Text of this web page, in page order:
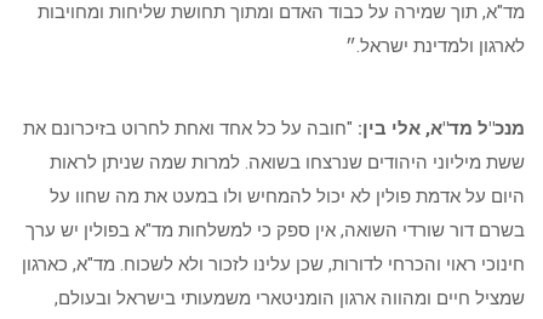
מד"א, תוך שמירה על כבוד האדם ומתוך תחושת שליחות ומחויבות
לארגון ולמדינת ישראל.״
מנכ"ל מד"א, אלי בין: "חובה על כל אחד ואחת לחרוט בזיכרונם את
ששת מיליוני היהודים שנרצחו בשואה. למרות שמה שניתן לראות
היום על אדמת פולין לא יכול להמחיש ולו במעט את מה שחוו על
בשרם דור שורדי השואה, אין ספק כי למשלחות מד"א בפולין יש ערך
חינוכי ראוי והכרחי לדורות, שכן עלינו לזכור ולא לשכוח. מד"א, כארגון
שמציל חיים ומהווה ארגון הומניטארי משמעותי בישראל ובעולם,